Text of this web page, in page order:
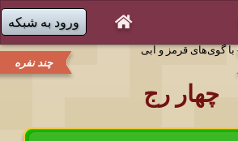
 ورود به شبکه
چند نفره
چهار رج